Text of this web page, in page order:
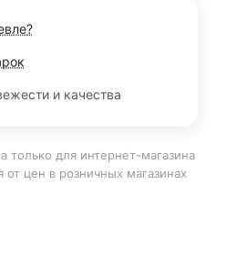
и качества
только для интернет-магазина
от цен в розничных магазинах